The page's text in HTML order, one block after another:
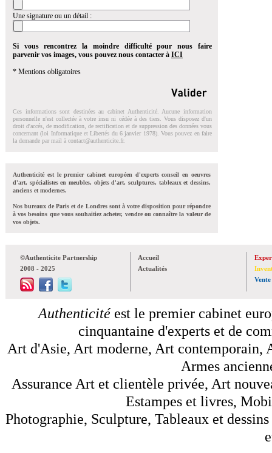
Une signature ou un détail :
Si vous rencontrez la moindre difficulté pour nous faire
parvenir vos images, vous pouvez nous contacter à ICI
* Mentions obligatoires
Ces informations sont destinées au cabinet Authenticité. Aucune information
personnelle n'est collectée à votre insu ni cédée à des tiers. Vous disposez d'un
droit d'accés, de modification, de rectification et de suppression des données vous
concernant (loi Informatique et Libertés du 6 janvier 1978). Vous pouvez en faire
la demande par mail à contact@authenticite.fr.
Authenticité est le premier cabinet européen d'experts conseil en oeuvres
d'art, spécialistes en meubles, objets d'art, sculptures, tableaux et dessins,
anciens et modernes.
Nos bureaux de Paris et de Londres sont à votre disposition pour répondre
à vos besoins que vous souhaitiez acheter, vendre ou connaître la valeur de
vos objets.
©Authenticite Partnership
2008 - 2025
Accueil
Actualités
Vente
Authenticitéest le premier cabinet
cinquantaine d'experts et de
Art d'Asie, Art moderne, Art contemporain,
Armes
Assurance Art et clientèle privée, Art
Estampes et livres,
Photographie, Sculpture, Tableaux et